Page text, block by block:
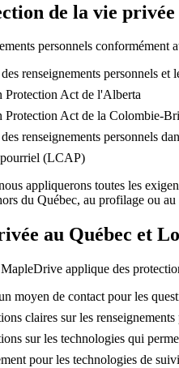
de la vie privée
personnels
renseignements personnels
Protection Act de l'Alberta
Protection Act de la Colombie-
renseignements personnels
(LCAP)
appliquerons toutes les
du Québec, au profilage ou
au Québec et
applique des
moyen de contact pour les
claires sur les
sur les technologies qui
pour les technologies de